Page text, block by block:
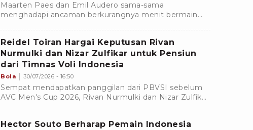
Maarten Paes dan Emil Audero sama-sama
menghadapi ancaman berkurangnya menit bermain
Reidel Toiran Hargai Keputusan Rivan
Nurmulki dan Nizar Zulfikar untuk Pensiun
dari Timnas Voli Indonesia
Bola 30/07/2026 - 16:50
Sempat mendapatkan panggilan dari PBVSI sebelum
AVC Men's Cup 2026, Rivan Nurmulki dan Nizar Zulfikar
memutuskan untuk mundur dari Timnas Voli Indonesia.
Hector Souto Berharap Pemain Indonesia